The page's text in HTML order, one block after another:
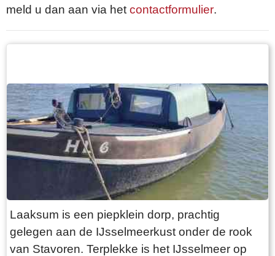
meld u dan aan via het contactformulier.
Laaksum is een piepklein dorp, prachtig
gelegen aan de IJsselmeerkust onder de rook
van Stavoren. Terplekke is het IJsselmeer op